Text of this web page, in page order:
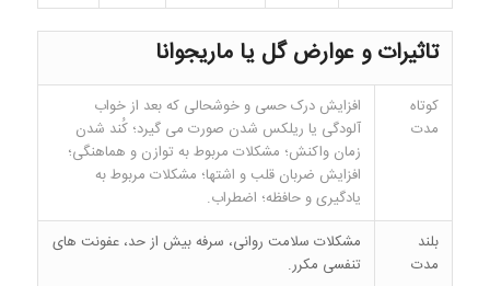
تاثیرات و عوارض گل یا ماریجوانا
کوتاه
مدت
افزایش درک حسی و خوشحالی که بعد از خواب
آلودگی یا ریلکس شدن صورت می گیرد؛ کُند شدن
زمان واکنش؛ مشکلات مربوط به توازن و هماهنگی؛
افزایش ضربان قلب و اشتها؛ مشکلات مربوط به
یادگیری و حافظه؛ اضطراب.
بلند
مدت
مشکلات سلامت روانی، سرفه بیش از حد، عفونت های
تنفسی مکرر.